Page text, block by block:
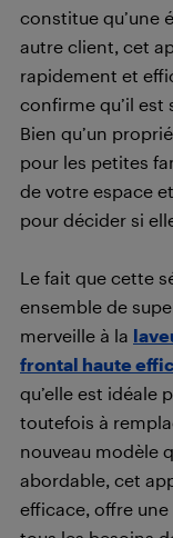
constitue qu’une
autre client, cet
rapidement et
confirme qu’il est
Bien qu’un
pour les petites
de votre espace
pour décider si
Le fait que cette
ensemble de
merveille à la
frontal haute
qu’elle est idéale
toutefois à
nouveau modèle
abordable, cet
efficace, offre